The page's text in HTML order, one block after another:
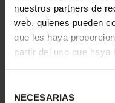
nuestros partners de
web, quienes pueden
que les haya
partir del uso que
NECESARIAS